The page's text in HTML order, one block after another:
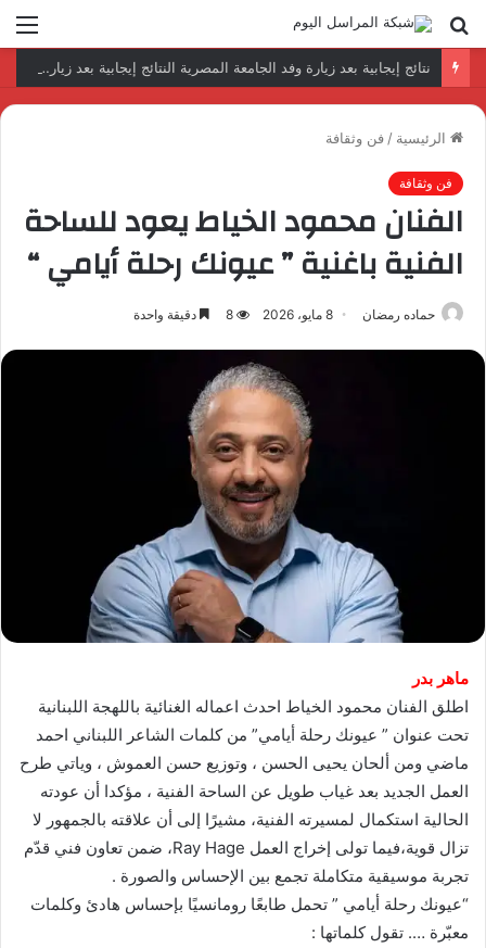
بحث
عن
نتائج إيجابية بعد زيارة وفد الجامعة المصرية النتائج إيجابية بعد زيارة وفد الجامعة المصرية الروسية لمصنع الإلكترونياتروسية لمصنع الإلكترونيات
الرئيسية / فن وثقافة
فن وثقافة
الفنان محمود الخياط يعود للساحة
الفنية باغنية ” عيونك رحلة أيامي “
حماده رمضان 8 مايو، 2026 8 دقيقة واحدة
ماهر بدر
اطلق الفنان محمود الخياط احدث اعماله الغنائية باللهجة اللبنانية
تحت عنوان ” عيونك رحلة أيامي” من كلمات الشاعر اللبناني احمد
ماضي ومن ألحان يحيى الحسن ، وتوزيع حسن العموش ، وياتي طرح
العمل الجديد بعد غياب طويل عن الساحة الفنية ، مؤكدا أن عودته
الحالية استكمال لمسيرته الفنية، مشيرًا إلى أن علاقته بالجمهور لا
تزال قوية،فيما تولى إخراج العمل Ray Hage، ضمن تعاون فني قدّم
تجربة موسيقية متكاملة تجمع بين الإحساس والصورة .
“عيونك رحلة أيامي ” تحمل طابعًا رومانسيًا بإحساس هادئ وكلمات
معبّرة …. تقول كلماتها :